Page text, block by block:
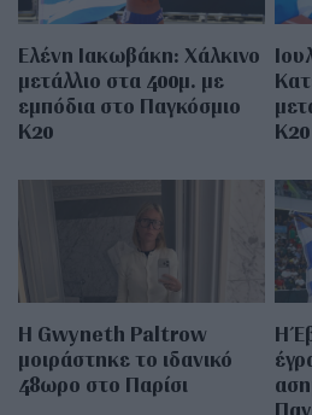
Ελένη Ιακωβάκη: Χάλκινο
μετάλλιο στα 400μ. με
εμπόδια στο Παγκόσμιο
Κ20
Κ20
Η Gwyneth Paltrow
μοιράστηκε το ιδανικό
48ωρο στο Παρίσι
Η